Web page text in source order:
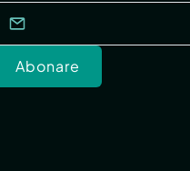
Abonare